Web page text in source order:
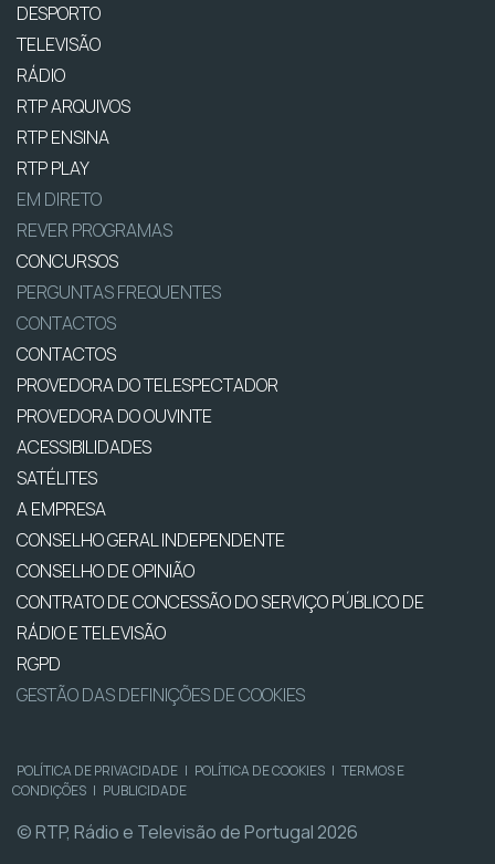
DESPORTO
TELEVISÃO
RÁDIO
RTP ARQUIVOS
RTP ENSINA
RTP PLAY
EM DIRETO
REVER PROGRAMAS
CONCURSOS
PERGUNTAS FREQUENTES
CONTACTOS
CONTACTOS
PROVEDORA DO TELESPECTADOR
PROVEDORA DO OUVINTE
ACESSIBILIDADES
SATÉLITES
A EMPRESA
CONSELHO GERAL INDEPENDENTE
CONSELHO DE OPINIÃO
CONTRATO DE CONCESSÃO DO SERVIÇO PÚBLICO DE
RÁDIO E TELEVISÃO
RGPD
GESTÃO DAS DEFINIÇÕES DE COOKIES
POLÍTICA DE PRIVACIDADE | POLÍTICA DE COOKIES | TERMOS E
CONDIÇÕES | PUBLICIDADE
© RTP, Rádio e Televisão de Portugal 2026